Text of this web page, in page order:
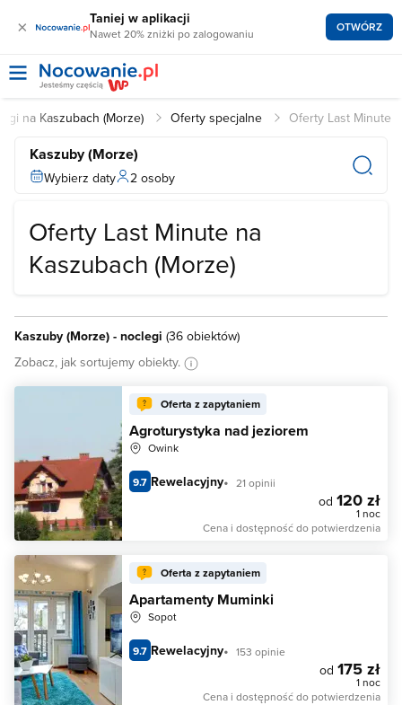
× Taniej w aplikacji
Nawet 20% zniżki po zalogowaniu OTWÓRZ
na Kaszubach (Morze) Oferty specjalne Oferty Last Minute
Kaszuby (Morze)
Wybierz daty 2 osoby
Oferty Last Minute na
Kaszubach (Morze)
Kaszuby (Morze) - noclegi (36 obiektów)
Zobacz, jak sortujemy obiekty.
Oferta z zapytaniem
Agroturystyka nad jeziorem
Owink
9.7 Rewelacyjny 21 opinii
od 120 zł
1 noc
Cena i dostępność do potwierdzenia
Oferta z zapytaniem
Apartamenty Muminki
Sopot
9.7 Rewelacyjny 153 opinie
od 175 zł
1 noc
Cena i dostępność do potwierdzenia